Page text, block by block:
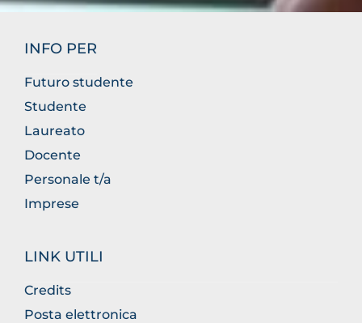
INFO PER
Futuro studente
Studente
Laureato
Docente
Personale t/a
Imprese
LINK UTILI
Credits
Posta elettronica